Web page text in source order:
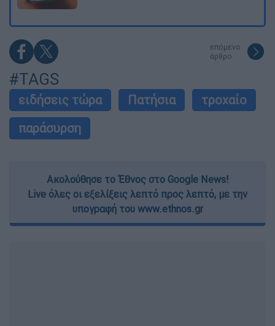
επόμενο
άρθρο
#TAGS
ειδήσεις τώρα Πατήσια
τροχαίο
παράσυρση
Ακολούθησε το Έθνος στο Google News!
Live όλες οι εξελίξεις λεπτό προς λεπτό, με την
υπογραφή του www.ethnos.gr